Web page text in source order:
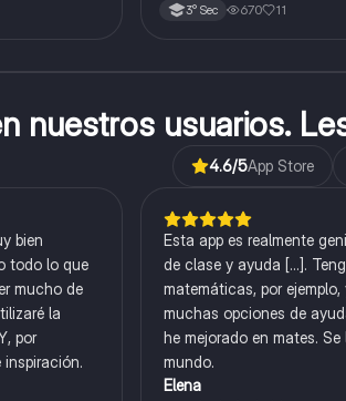
3° Sec 670 11
nuestros usuarios.
4.6/5App Store
bien
todo lo que
mucho de
la
por
inspiración.
Esta app es realmente
de clase y ayuda [...].
matemáticas, por
muchas opciones de
he mejorado en mates.
mundo.
Elena